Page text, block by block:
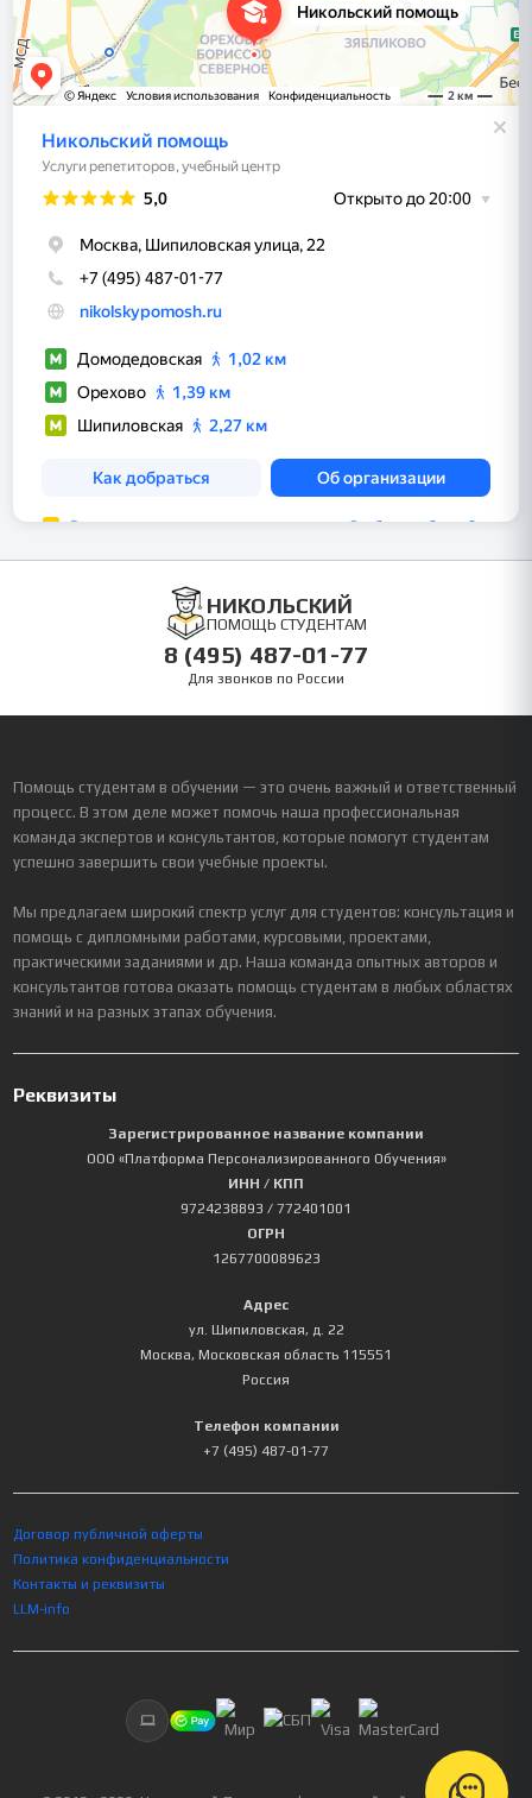
НИКОЛЬСКИЙ
ПОМОЩЬ СТУДЕНТАМ
8 (495) 487-01-77
Для звонков по России
Помощь студентам в обучении — это очень важный и ответственный
процесс. В этом деле может помочь наша профессиональная
команда экспертов и консультантов, которые помогут студентам
успешно завершить свои учебные проекты.
Мы предлагаем широкий спектр услуг для студентов: консультация и
помощь с дипломными работами, курсовыми, проектами,
практическими заданиями и др. Наша команда опытных авторов и
консультантов готова оказать помощь студентам в любых областях
знаний и на разных этапах обучения.
Реквизиты
Зарегистрированное название компании
ООО «Платформа Персонализированного Обучения»
ИНН / КПП
9724238893 / 772401001
ОГРН
1267700089623
Адрес
ул. Шипиловская, д. 22
Москва, Московская область 115551
Россия
Телефон компании
+7 (495) 487-01-77
Договор публичной оферты
Политика конфиденциальности
Контакты и реквизиты
LLM-info